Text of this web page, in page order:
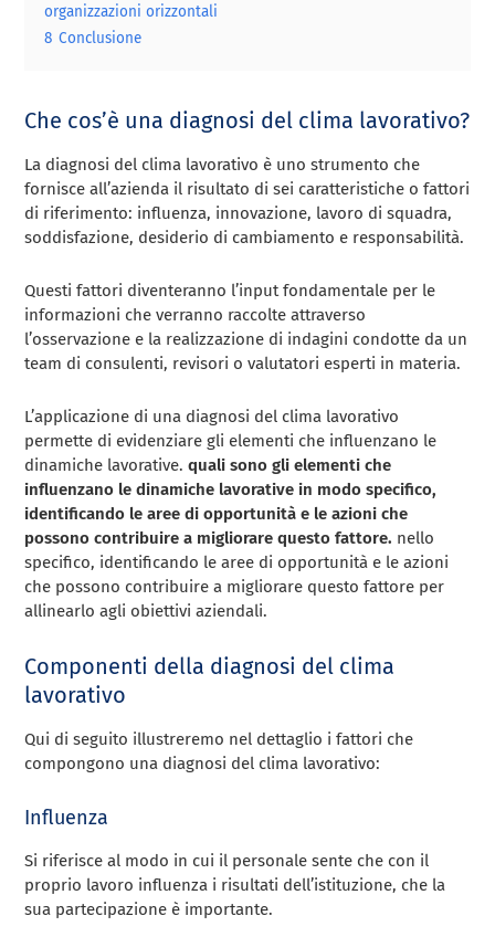
organizzazioni orizzontali
8 Conclusione
Che cos’è una diagnosi del clima lavorativo?
La diagnosi del clima lavorativo è uno strumento che
fornisce all’azienda il risultato di sei caratteristiche o fattori
di riferimento: influenza, innovazione, lavoro di squadra,
soddisfazione, desiderio di cambiamento e responsabilità.
Questi fattori diventeranno l’input fondamentale per le
informazioni che verranno raccolte attraverso
l’osservazione e la realizzazione di indagini condotte da un
team di consulenti, revisori o valutatori esperti in materia.
L’applicazione di una diagnosi del clima lavorativo
permette di evidenziare gli elementi che influenzano le
dinamiche lavorative.quali sono gli elementi che
influenzano le dinamiche lavorative in modo specifico,
identificando le aree di opportunità e le azioni che
possono contribuire a migliorare questo fattore. nello
specifico, identificando le aree di opportunità e le azioni
che possono contribuire a migliorare questo fattore per
allinearlo agli obiettivi aziendali.
Componenti della diagnosi del clima
lavorativo
Qui di seguito illustreremo nel dettaglio i fattori che
compongono una diagnosi del clima lavorativo:
Influenza
Si riferisce al modo in cui il personale sente che con il
proprio lavoro influenza i risultati dell’istituzione, che la
sua partecipazione è importante.